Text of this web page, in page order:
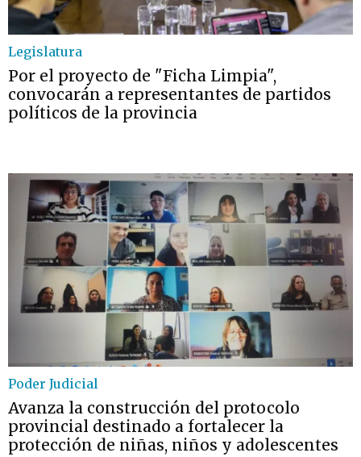
Legislatura
Por el proyecto de "Ficha Limpia",
convocarán a representantes de partidos
políticos de la provincia
Poder Judicial
Avanza la construcción del protocolo
provincial destinado a fortalecer la
protección de niñas, niños y adolescentes